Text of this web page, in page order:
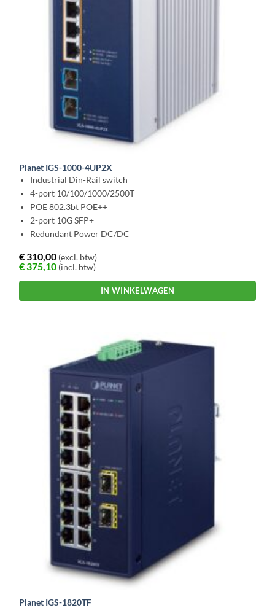
Planet IGS-1000-4UP2X
Industrial Din-Rail switch
4-port 10/100/1000/2500T
POE 802.3bt POE++
2-port 10G SFP+
Redundant Power DC/DC
€310,00 (excl. btw)
€375,10 (incl. btw)
IN WINKELWAGEN
Planet IGS-1820TF